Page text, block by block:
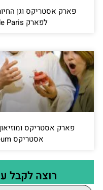
פארק אסטריקס וגן
לפארק Parc Zoologique de Paris
פארק אסטריקס
אסטריקס Grévin Wax Museum
רוצה לקבל